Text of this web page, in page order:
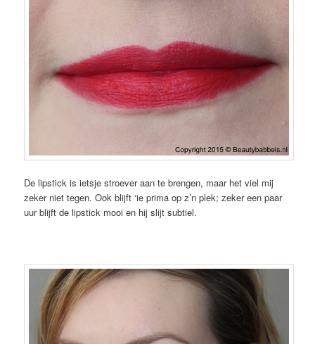
De lipstick is ietsje stroever aan te brengen, maar het viel mij
zeker niet tegen. Ook blijft ‘ie prima op z’n plek; zeker een paar
uur blijft de lipstick mooi en hij slijt subtiel.